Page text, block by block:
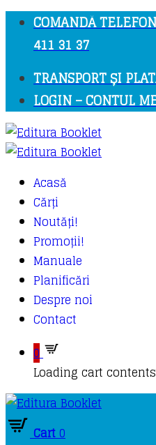
COMANDĂ
411 31 37
TRANSPORT ȘI
LOGIN – CONTUL
Acasă
Cărți
Noutăți!
Promoții!
Manuale
Planificări
Despre noi
Contact
0
Loading cart
Cart0